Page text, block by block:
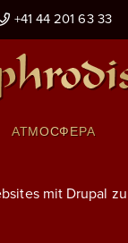
+41 44 201 63 33
АТМОСФЕРА
mit Drupal